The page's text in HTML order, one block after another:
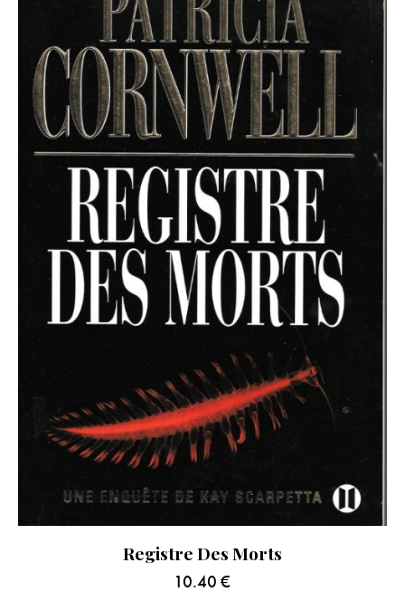
Registre Des Morts
10.40 €